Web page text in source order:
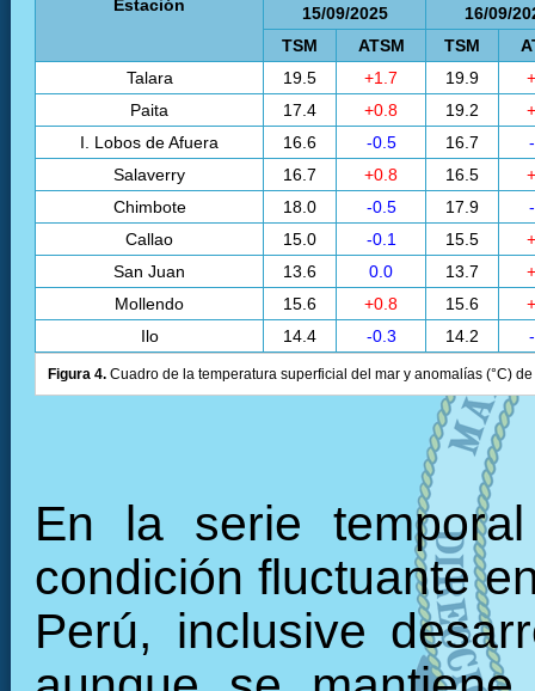
Estación 15/09/2025
16/09/
TSM
ATSM TSM
Talara
19.5 +1.7 19.9
Paita
17.4 +0.8 19.2
I. Lobos de Afuera
16.6 -0.5 16.7
Salaverry
16.7 +0.8 16.5
Chimbote
18.0 -0.5 17.9
Callao
15.0 -0.1 15.5
San Juan
13.6 0.0 13.7
Mollendo
15.6 +0.8 15.6
Ilo
14.4 -0.3 14.2
Figura 4. Cuadro de la temperatura superficial del mar y anomalías (°C)
En la serie
condición fluctuante
Perú, inclusive